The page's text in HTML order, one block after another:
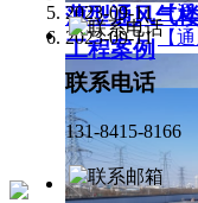
薄型通风气
工程案例
2023-09-11 【
2023-09-11 【
联系电话
131-8415-8166